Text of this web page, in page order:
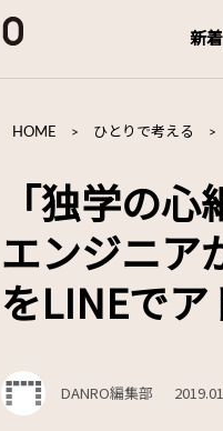
新着
HOME > ひとりで考える >
「独学の
エンジニア
をLINEでア
DANRO編集部